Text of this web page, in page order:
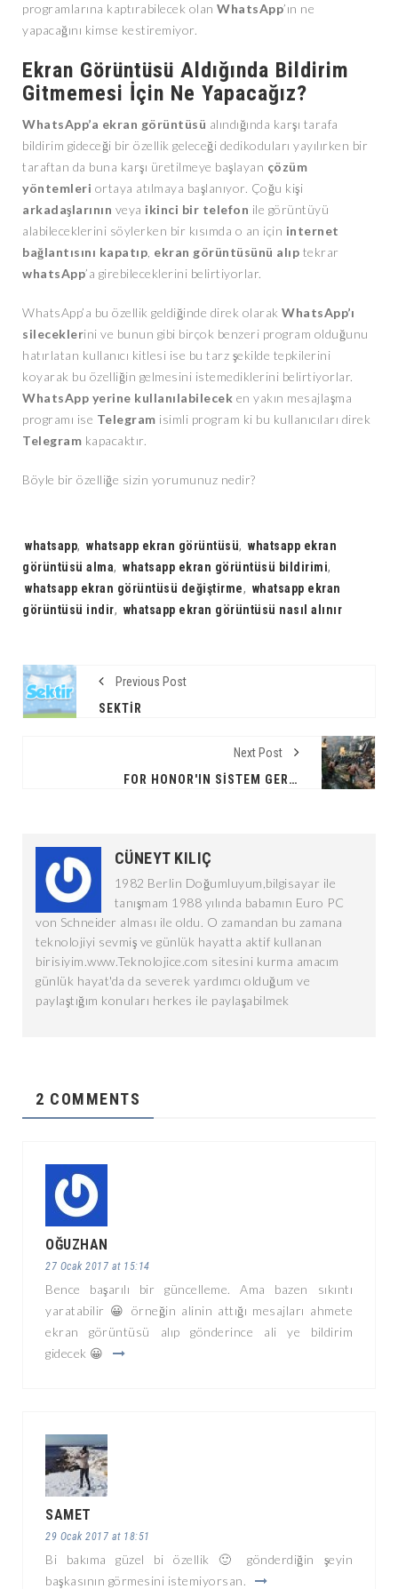
programlarına kaptırabilecek olan WhatsApp’ın ne
yapacağını kimse kestiremiyor.
Ekran Görüntüsü Aldığında Bildirim
Gitmemesi İçin Ne Yapacağız?
WhatsApp’a ekran görüntüsü alındığında karşı tarafa
bildirim gideceği bir özellik geleceği dedikoduları yayılırken bir
taraftan da buna karşı üretilmeye başlayan çözüm
yöntemleri ortaya atılmaya başlanıyor. Çoğu kişi
arkadaşlarının veya ikinci bir telefon ile görüntüyü
alabileceklerini söylerken bir kısımda o an için internet
bağlantısını kapatıp ekran görüntüsünü alıp tekrar
whatsApp’a girebileceklerini belirtiyorlar.
WhatsApp’a bu özellik geldiğinde direk olarak WhatsApp’ı
sileceklerini ve bunun gibi birçok benzeri program olduğunu
hatırlatan kullanıcı kitlesi ise bu tarz şekilde tepkilerini
koyarak bu özelliğin gelmesini istemediklerini belirtiyorlar.
WhatsApp yerine kullanılabilecek en yakın mesajlaşma
programı ise Telegram isimli program ki bu kullanıcıları direk
Telegram kapacaktır.
Böyle bir özelliğe sizin yorumunuz nedir?
Tags:
whatsapp, whatsapp ekran görüntüsü, whatsapp ekran
görüntüsü alma, whatsapp ekran görüntüsü bildirimi,
whatsapp ekran görüntüsü değiştirme, whatsapp ekran
görüntüsü indir, whatsapp ekran görüntüsü nasıl alınır
Previous Post
SEKTIR
Next Post
FOR HONOR'IN SISTEM GEREKSINIMLERI AÇIKLANDI
CÜNEYT KILIÇ
1982 Berlin Doğumluyum,bilgisayar ile
tanışmam 1988 yılında babamın Euro PC
von Schneider alması ile oldu. O zamandan bu zamana
teknolojiyi sevmiş ve günlük hayatta aktif kullanan
birisiyim.www.Teknolojice.com sitesini kurma amacım
günlük hayat'da da severek yardımcı olduğum ve
paylaştığım konuları herkes ile paylaşabilmek
2 COMMENTS
OĞUZHAN
27 Ocak 2017 at 15:14
Bence başarılı bir güncelleme. Ama bazen sıkıntı
yaratabilir 😀 örneğin alinin attığı mesajları ahmete
ekran görüntüsü alıp gönderince ali ye bildirim
gidecek 😀
SAMET
29 Ocak 2017 at 18:51
Bi bakıma güzel bi özellik 🙂 gönderdiğin şeyin
başkasının görmesini istemiyorsan.